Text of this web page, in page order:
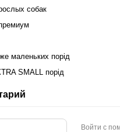
собак
маленьких порід
SMALL порід
Войти с